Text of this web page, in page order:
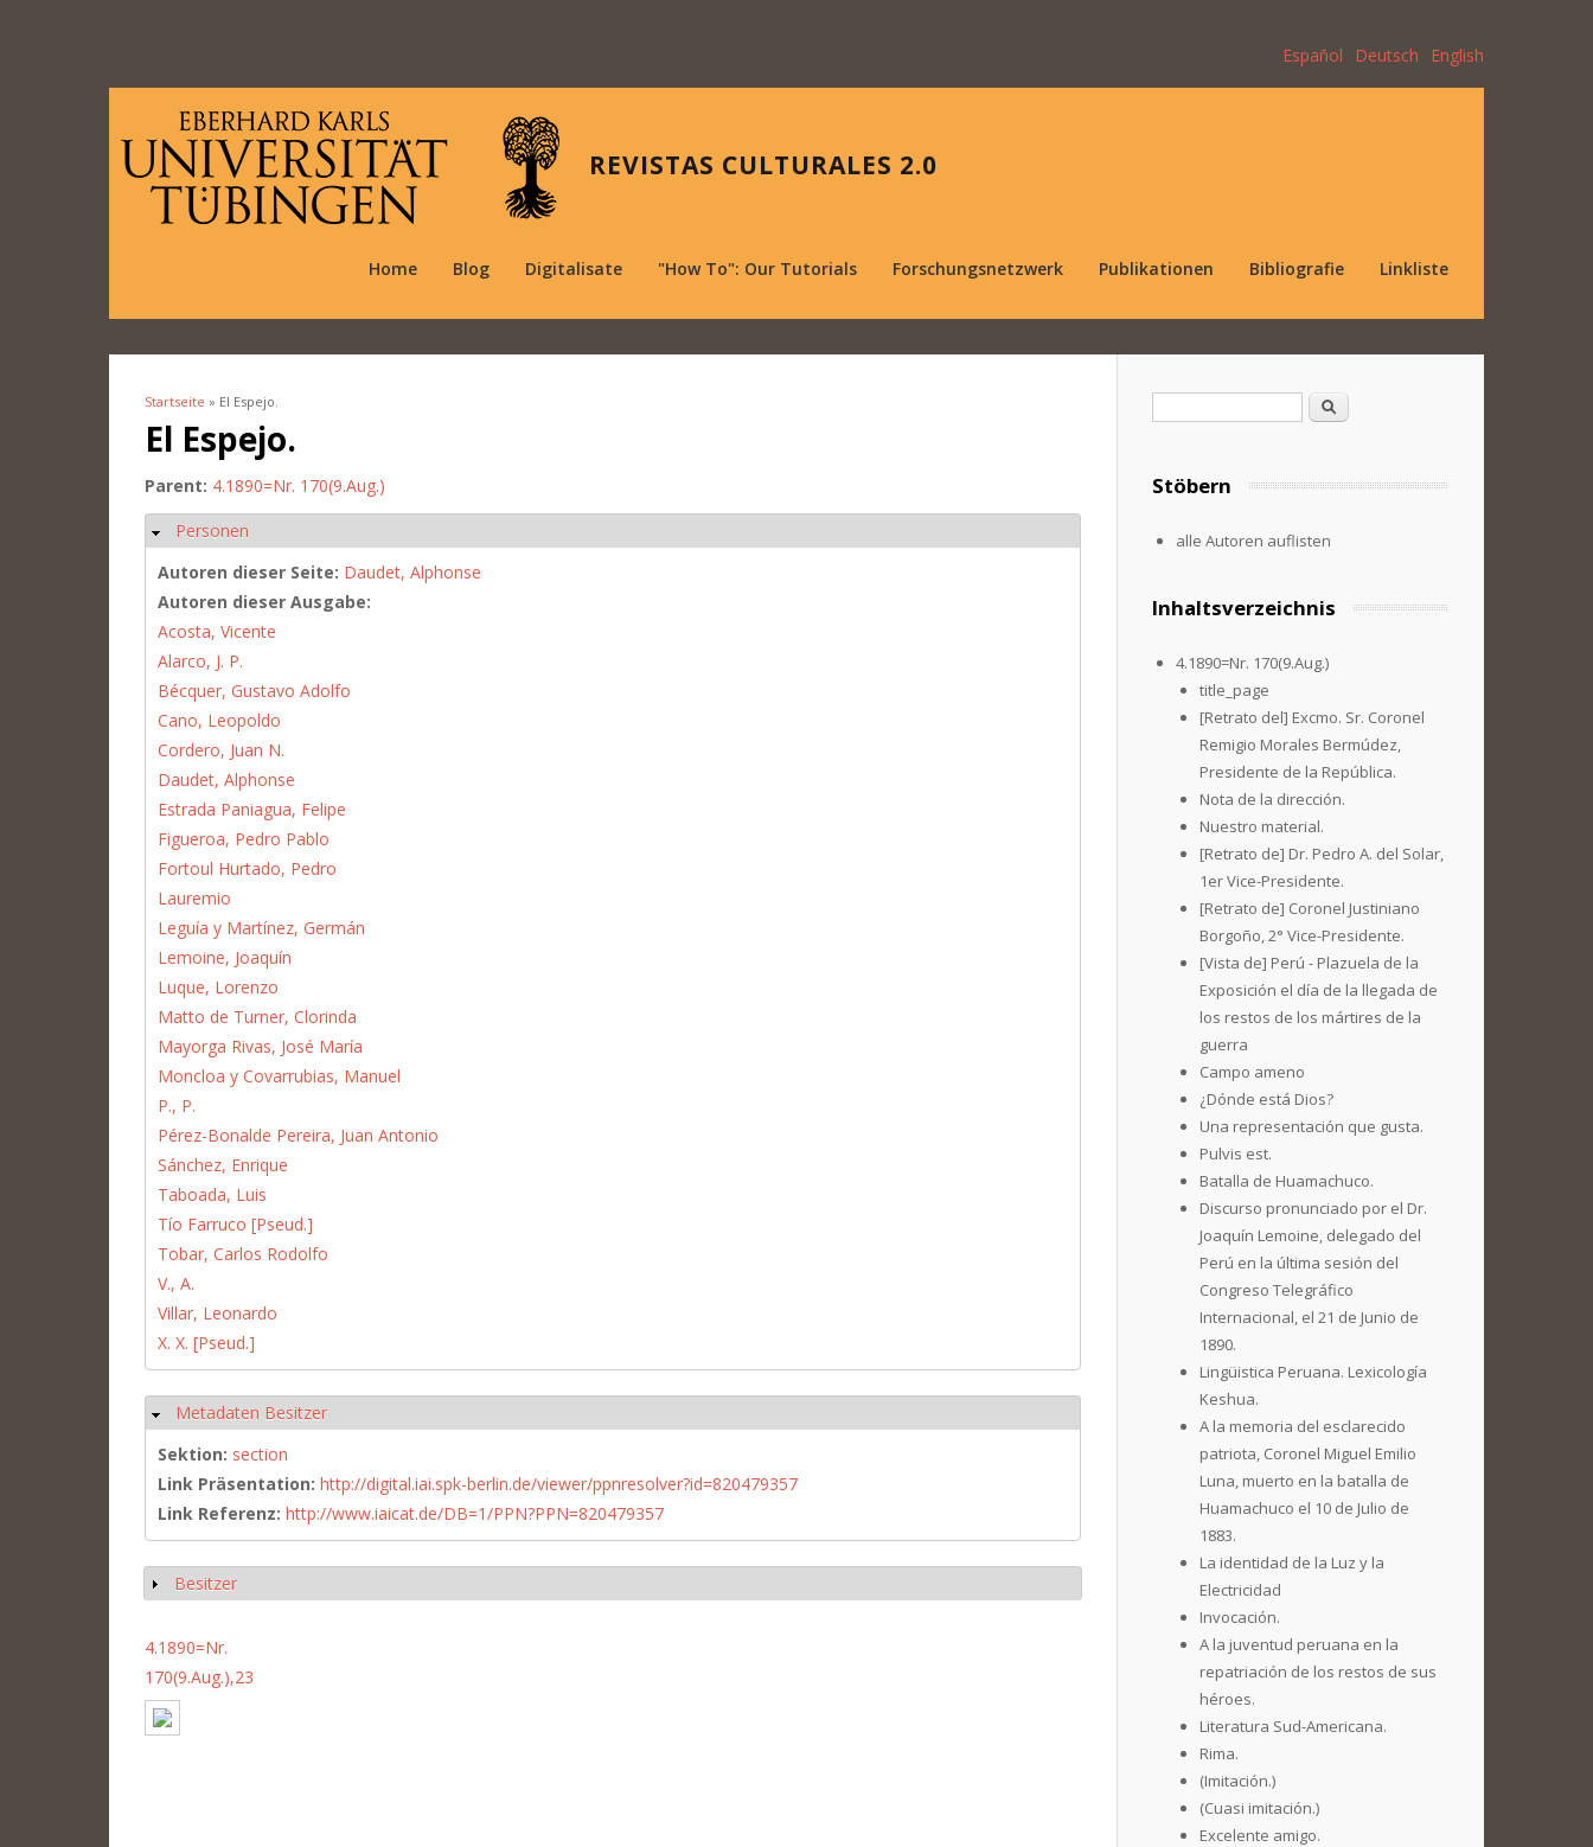
Español Deutsch English
REVISTAS CULTURALES 2.0
Home Blog Digitalisate "How To": Our Tutorials Forschungsnetzwerk Publikationen Bibliografie Linkliste
Sie sind hier
Startseite » El Espejo.
El Espejo.
Parent: 4.1890=Nr. 170(9.Aug.)
Ausblenden
Personen
Autoren dieser Seite: Daudet, Alphonse
Autoren dieser Ausgabe:
Acosta, Vicente
Alarco, J. P.
Bécquer, Gustavo Adolfo
Cano, Leopoldo
Cordero, Juan N.
Daudet, Alphonse
Estrada Paniagua, Felipe
Figueroa, Pedro Pablo
Fortoul Hurtado, Pedro
Lauremio
Leguía y Martínez, Germán
Lemoine, Joaquín
Luque, Lorenzo
Matto de Turner, Clorinda
Mayorga Rivas, José María
Moncloa y Covarrubias, Manuel
P., P.
Pérez-Bonalde Pereira, Juan Antonio
Sánchez, Enrique
Taboada, Luis
Tío Farruco [Pseud.]
Tobar, Carlos Rodolfo
V., A.
Villar, Leonardo
X. X. [Pseud.]
Ausblenden
Metadaten Besitzer
Sektion: section
Link Präsentation: http://digital.iai.spk-berlin.de/viewer/ppnresolver?id=820479357
Link Referenz: http://www.iaicat.de/DB=1/PPN?PPN=820479357
Anzeigen
Besitzer
4.1890=Nr.
170(9.Aug.),23
Suche
Stöbern
alle Autoren auflisten
Inhaltsverzeichnis
4.1890=Nr. 170(9.Aug.)
title_page
[Retrato del] Excmo. Sr. Coronel
Remigio Morales Bermúdez,
Presidente de la República.
Nota de la dirección.
Nuestro material.
[Retrato de] Dr. Pedro A. del Solar,
1er Vice-Presidente.
[Retrato de] Coronel Justiniano
Borgoño, 2° Vice-Presidente.
[Vista de] Perú - Plazuela de la
Exposición el día de la llegada de
los restos de los mártires de la
guerra
Campo ameno
¿Dónde está Dios?
Una representación que gusta.
Pulvis est.
Batalla de Huamachuco.
Discurso pronunciado por el Dr.
Joaquín Lemoine, delegado del
Perú en la última sesión del
Congreso Telegráfico
Internacional, el 21 de Junio de
1890.
Lingüistica Peruana. Lexicología
Keshua.
A la memoria del esclarecido
patriota, Coronel Miguel Emilio
Luna, muerto en la batalla de
Huamachuco el 10 de Julio de
1883.
La identidad de la Luz y la
Electricidad
Invocación.
A la juventud peruana en la
repatriación de los restos de sus
héroes.
Literatura Sud-Americana.
Rima.
(Imitación.)
(Cuasi imitación.)
Excelente amigo.